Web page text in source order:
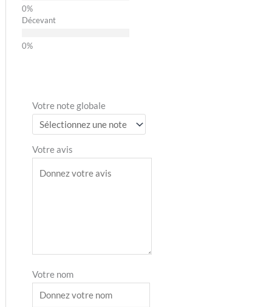
Décevant
Votre note globale
Votre avis
Votre nom